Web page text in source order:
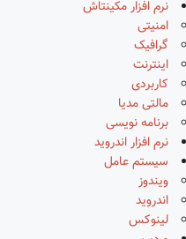
نرم افزار مکینتاش
امنیتی
گرافیک
اینترنت
کاربردی
مالتی مدیا
برنامه نویسی
نرم افزار اندروید
سیستم عامل
ویندوز
اندروید
لینوکس